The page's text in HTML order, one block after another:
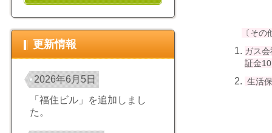
〔そ
ガス
証金
生活
更新情報
2026年6月5日
「福住ビル」を追加しまし
た。